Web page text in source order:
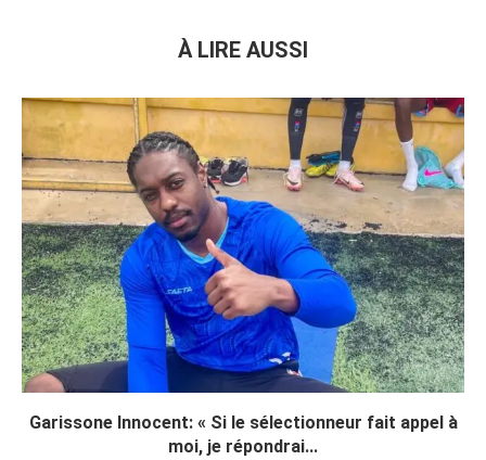
À LIRE AUSSI
Garissone Innocent: « Si le sélectionneur fait appel à
moi, je répondrai...